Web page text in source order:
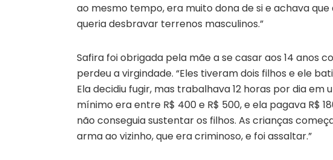
ao mesmo tempo, era muito dona de si e achava
queria desbravar terrenos masculinos.”
Safira foi obrigada pela mãe a se casar aos 14 anos
perdeu a virgindade. “Eles tiveram dois filhos e ele
Ela decidiu fugir, mas trabalhava 12 horas por dia em
mínimo era entre R$ 400 e R$ 500, e ela pagava R$
não conseguia sustentar os filhos. As crianças
arma ao vizinho, que era criminoso, e foi assaltar.”